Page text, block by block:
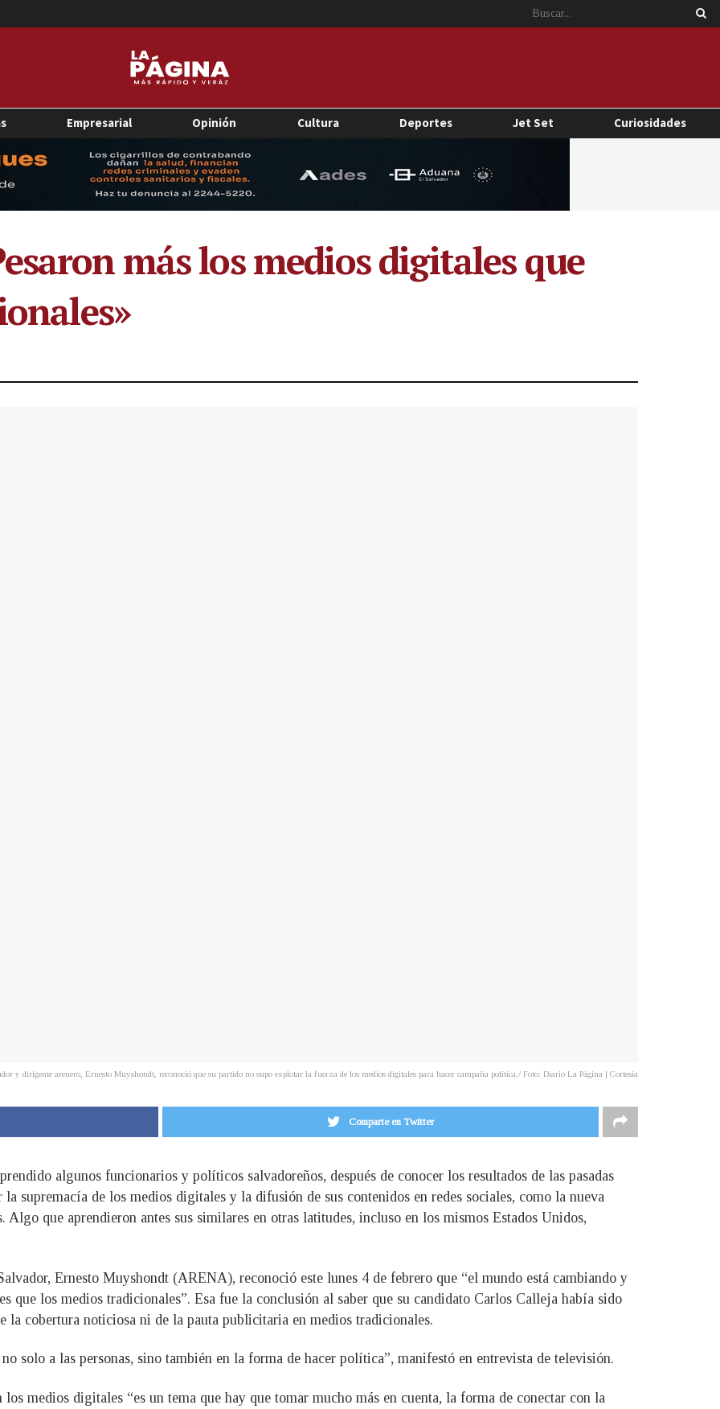
Empresarial Opinión Cultura Deportes Jet Set Curiosidades
más los medios digitales que
y dirigente arenero, Ernesto Muyshondt, reconoció que su partido no supo explotar la fuerza de los medios digitales para hacer campaña política./ Foto: Diario La Página | Cortesía
Comparte en Twitter
algunos funcionarios y políticos salvadoreños, después de conocer los resultados de las pasadas
la supremacía de los medios digitales y la difusión de sus contenidos en redes sociales, como la nueva
que aprendieron antes sus similares en otras latitudes, incluso en los mismos Estados Unidos,
Ernesto Muyshondt (ARENA), reconoció este lunes 4 de febrero que “el mundo está cambiando y
que los medios tradicionales”. Esa fue la conclusión al saber que su candidato Carlos Calleja había sido
la cobertura noticiosa ni de la pauta publicitaria en medios tradicionales.
solo a las personas, sino también en la forma de hacer política”, manifestó en entrevista de televisión.
medios digitales “es un tema que hay que tomar mucho más en cuenta, la forma de conectar con la